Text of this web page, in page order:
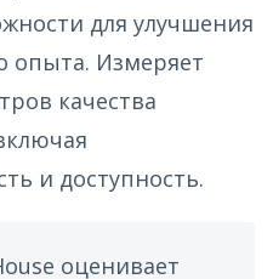
для улучшения
опыта. Измеряет
качества
и доступность.
оценивает